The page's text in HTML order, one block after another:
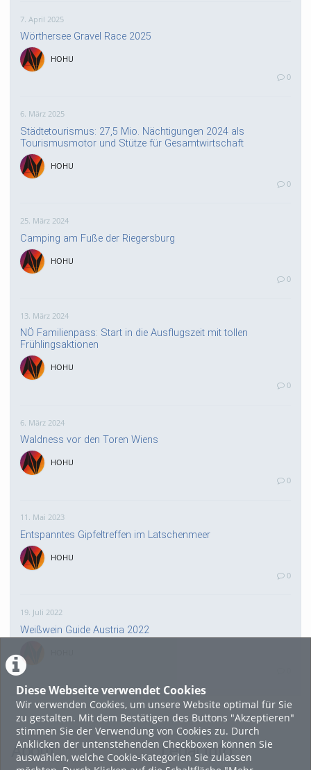
Diese Webseite verwendet Cookies
Wir verwenden Cookies, um unsere Website optimal für Sie
zu gestalten. Mit dem Bestätigen des Buttons "Akzeptieren"
stimmen Sie der Verwendung von Cookies zu. Durch
Anklicken der untenstehenden Checkboxen können Sie
auswählen, welche Cookie-Kategorien Sie zulassen
7. April 2025
Wörthersee Gravel Race 2025
HOHU
0
6. März 2025
Städtetourismus: 27,5 Mio. Nächtigungen 2024 als
Tourismusmotor und Stütze für Gesamtwirtschaft
HOHU
0
25. März 2024
Camping am Fuße der Riegersburg
HOHU
0
13. März 2024
NÖ Familienpass: Start in die Ausflugszeit mit tollen
Frühlingsaktionen
HOHU
0
6. März 2024
Waldness vor den Toren Wiens
HOHU
0
11. Mai 2023
Entspanntes Gipfeltreffen im Latschenmeer
HOHU
0
19. Juli 2022
Weißwein Guide Austria 2022
16. Mai 2022
neuer Test-Newsbeitrag
HOHU
About Legal Info